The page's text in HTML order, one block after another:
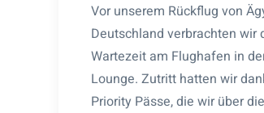
Vor unserem Rückflug von
Deutschland verbrachten wir
Wartezeit am Flughafen in
Lounge. Zutritt hatten wir
Priority Pässe, die wir über